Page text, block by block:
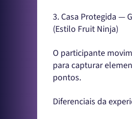
3. Casa Protegida —
(Estilo Fruit Ninja)
O participante
para capturar
pontos.
Diferenciais da